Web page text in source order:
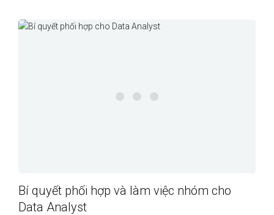
Bí quyết phối hợp và làm việc nhóm cho
Data Analyst